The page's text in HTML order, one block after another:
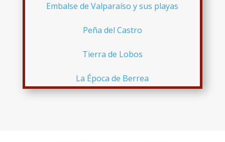
Embalse de Valparaíso y sus playas
Peña del Castro
Tierra de Lobos
La Época de Berrea